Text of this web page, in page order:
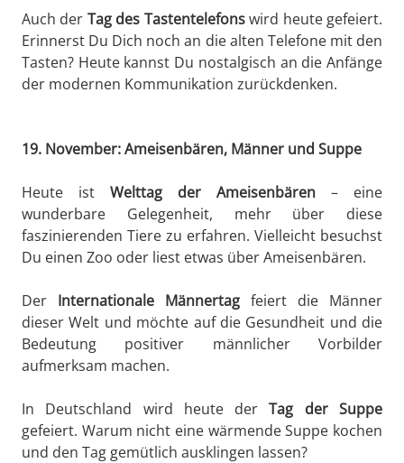
Auch der Tag des Tastentelefonswird heute gefeiert.
Erinnerst Du Dich noch an die alten Telefone mit den
Tasten? Heute kannst Du nostalgisch an die Anfänge
der modernen Kommunikation zurückdenken.
19. November: Ameisenbären, Männer und Suppe
Heute ist Welttag der Ameisenbären – eine
wunderbare Gelegenheit, mehr über diese
faszinierenden Tiere zu erfahren. Vielleicht besuchst
Du einen Zoo oder liest etwas über Ameisenbären.
Der Internationale Männertag feiert die Männer
dieser Welt und möchte auf die Gesundheit und die
Bedeutung positiver männlicher Vorbilder
aufmerksam machen.
In Deutschland wird heute derTag der Suppe
gefeiert. Warum nicht eine wärmende Suppe kochen
und den Tag gemütlich ausklingen lassen?